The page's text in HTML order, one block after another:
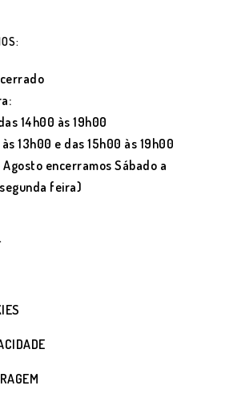
14h00 às 19h00
13h00 e das 15h00 às 19h00
encerramos Sábado a
feira)